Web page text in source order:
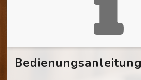
Bedienungsanleitung